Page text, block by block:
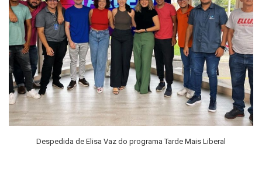
Despedida de Elisa Vaz do programa Tarde Mais Liberal